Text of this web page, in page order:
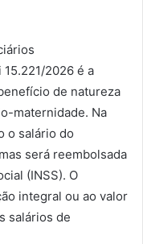
2026 é a
de natureza
maternidade. Na
o salário do
será reembolsada
(INSS). O
integral ou ao valor
salários de